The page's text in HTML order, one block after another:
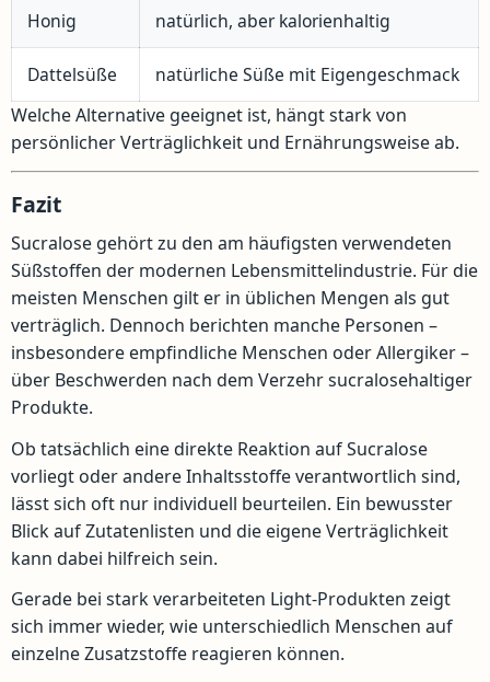
Honig natürlich, aber kalorienhaltig
Dattelsüße
natürliche Süße mit Eigengeschmack
Welche Alternative geeignet ist, hängt stark von
persönlicher Verträglichkeit und Ernährungsweise ab.
Fazit
Sucralose gehört zu den am häufigsten verwendeten
Süßstoffen der modernen Lebensmittelindustrie. Für die
meisten Menschen gilt er in üblichen Mengen als gut
verträglich. Dennoch berichten manche Personen –
insbesondere empfindliche Menschen oder Allergiker –
über Beschwerden nach dem Verzehr sucralosehaltiger
Produkte.
Ob tatsächlich eine direkte Reaktion auf Sucralose
vorliegt oder andere Inhaltsstoffe verantwortlich sind,
lässt sich oft nur individuell beurteilen. Ein bewusster
Blick auf Zutatenlisten und die eigene Verträglichkeit
kann dabei hilfreich sein.
Gerade bei stark verarbeiteten Light-Produkten zeigt
sich immer wieder, wie unterschiedlich Menschen auf
einzelne Zusatzstoffe reagieren können.